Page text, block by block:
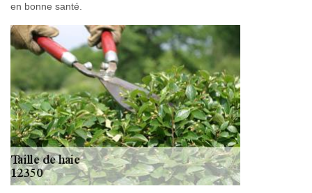
en bonne santé.